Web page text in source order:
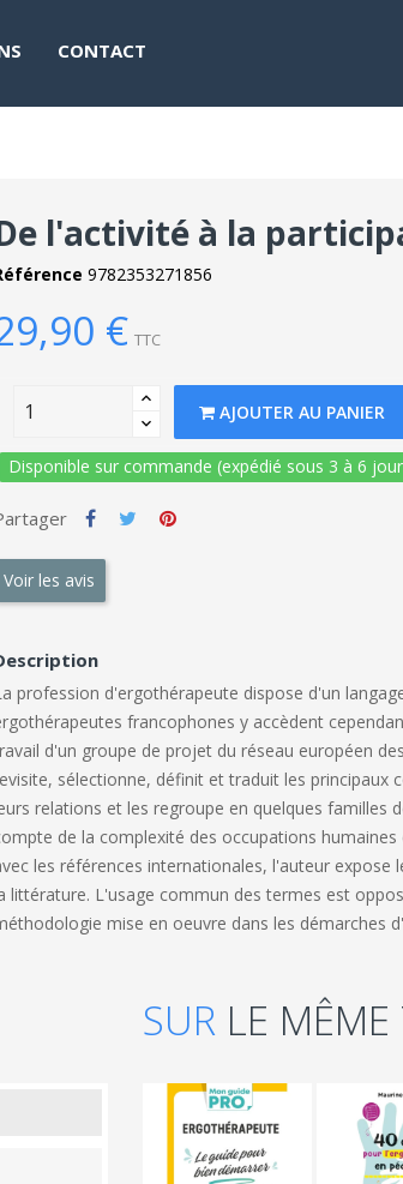
CONTACT
l'activité à la
9782353271856
€ TTC
AJOUTER AU PANIER
Disponible sur commande (expédié sous 3 à 6
Voir les avis
profession d'ergothérapeute dispose d'un
francophones y accèdent
d'un groupe de projet du réseau européen
sélectionne, définit et traduit les principaux
relations et les regroupe en quelques familles
de la complexité des occupations
les références internationales, l'auteur
littérature. L'usage commun des termes est
mise en oeuvre dans les démarches
SUR LE